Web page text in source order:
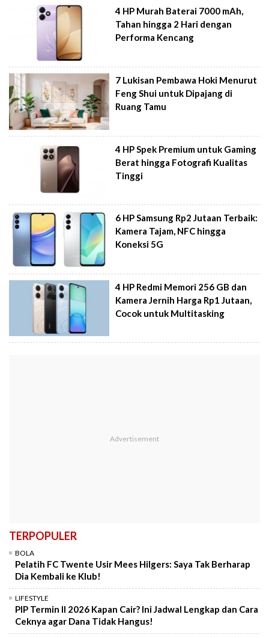
4 HP Murah Baterai 7000 mAh,
Tahan hingga 2 Hari dengan
Performa Kencang
7 Lukisan Pembawa Hoki Menurut
Feng Shui untuk Dipajang di
Ruang Tamu
4 HP Spek Premium untuk Gaming
Berat hingga Fotografi Kualitas
Tinggi
6 HP Samsung Rp2 Jutaan Terbaik:
Kamera Tajam, NFC hingga
Koneksi 5G
4 HP Redmi Memori 256 GB dan
Kamera Jernih Harga Rp1 Jutaan,
Cocok untuk Multitasking
TERPOPULER
BOLA
Pelatih FC Twente Usir Mees Hilgers: Saya Tak Berharap
Dia Kembali ke Klub!
LIFESTYLE
PIP Termin II 2026 Kapan Cair? Ini Jadwal Lengkap dan Cara
Ceknya agar Dana Tidak Hangus!